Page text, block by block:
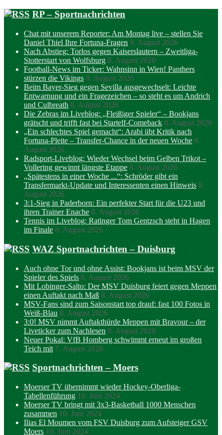
RP – Sportnachrichten
Chat mit unserem Reporter: Am Montag live – stellen Sie
Daniel Thiel Ihre Fortuna-Fragen 9. August 2026
Nach Abstieg: Torlos gegen Kaiserslautern – Zweitliga-
Stotterstart von Wolfsburg 8. August 2026
Football-News im Ticker: Wahnsinn in Wien! Panthers
stürzen die Vikings 8. August 2026
Beim Bayer-Sieg gegen Sevilla ausgewechselt: Leichte
Entwarnung und ein Fragezeichen – so steht es um Andrich
und Culbreath 8. August 2026
Die Zebras im Liveblog: „Fleißiger Spieler“ – Bookjans
grätscht und trifft fast bei Startelf-Comeback 8. August 2026
„Ein schlechtes Spiel gemacht“: Arabi übt Kritik nach
Fortuna-Pleite – Transfer-Chance in der neuen Woche 8.
August 2026
Radsport-Liveblog: Wieder Wechsel beim Gelben Trikot –
Vollering gewinnt längste Etappe 8. August 2026
„Spätestens in einer Woche ...“: Schröder gibt ein
Transfermarkt-Update und Interessenten einen Hinweis 8.
August 2026
3:1-Sieg in Paderborn: Ein perfekter Start für die U23 und
ihren Trainer Enache 8. August 2026
Tennis im Liveblog: Ratinger Tom Gentzsch steht in Hagen
im Finale 8. August 2026
WAZ Sportnachrichten – Duisburg
Auch ohne Tor und ohne Assist: Bookjans ist beim MSV der
Spieler des Spiels 8. August 2026
Mit Lobinger-Salto: Der MSV Duisburg feiert gegen Meppen
einen Auftakt nach Maß 8. August 2026
MSV-Fans sind zum Saisonstart top drauf: fast 100 Fotos in
Weiß-Blau 8. August 2026
3:0! MSV nimmt Auftakthürde Meppen mit Bravour – der
Liveticker zum Nachlesen 8. August 2026
Neuer Pokal: VfB Homberg schwimmt erneut im großen
Teich mit 7. August 2026
Sportnachrichten – Moers
Moerser TV übernimmt wieder Hockey-Oberliga-
Tabellenführung 10. Juni 2024
Moerser TV bringt mit 3x3-Basketball 1000 Menschen
zusammen 10. Juni 2024
Ilias El Moumen vom FSV Duisburg zum Aufsteiger GSV
Moers 10. Juni 2024